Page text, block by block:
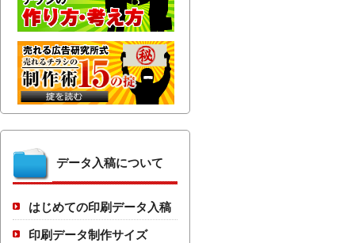
データ入稿について
はじめての印刷データ入稿
印刷データ制作サイズ